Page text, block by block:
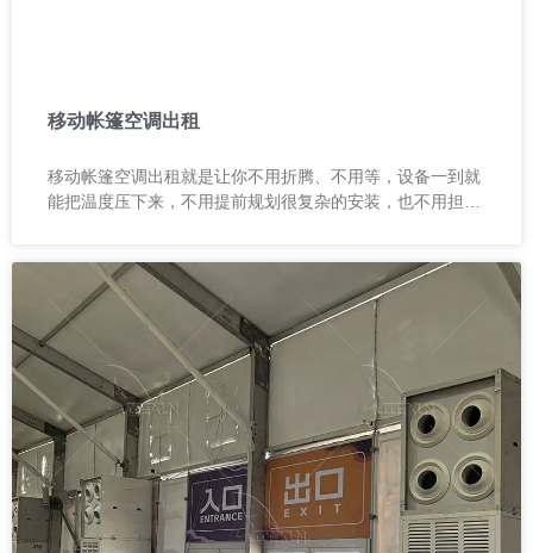
移动帐篷空调出租
移动帐篷空调出租就是让你不用折腾、不用等，设备一到就
能把温度压下来，不用提前规划很复杂的安装，也不用担心